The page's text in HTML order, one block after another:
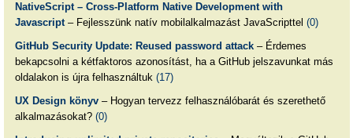
NativeScript – Cross-Platform Native Development with
Javascript– Fejlesszünk natív mobilalkalmazást JavaScripttel (0)
GitHub Security Update: Reused password attack– Érdemes
bekapcsolni a kétfaktoros azonosítást, ha a GitHub jelszavunkat más
oldalakon is újra felhasználtuk (17)
UX Design könyv– Hogyan tervezz felhasználóbarát és szerethető
alkalmazásokat? (0)